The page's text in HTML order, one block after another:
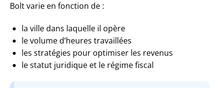
Bolt varie en fonction de :
la ville dans laquelle il opère
le volume d’heures travaillées
les stratégies pour optimiser les revenus
le statut juridique et le régime fiscal